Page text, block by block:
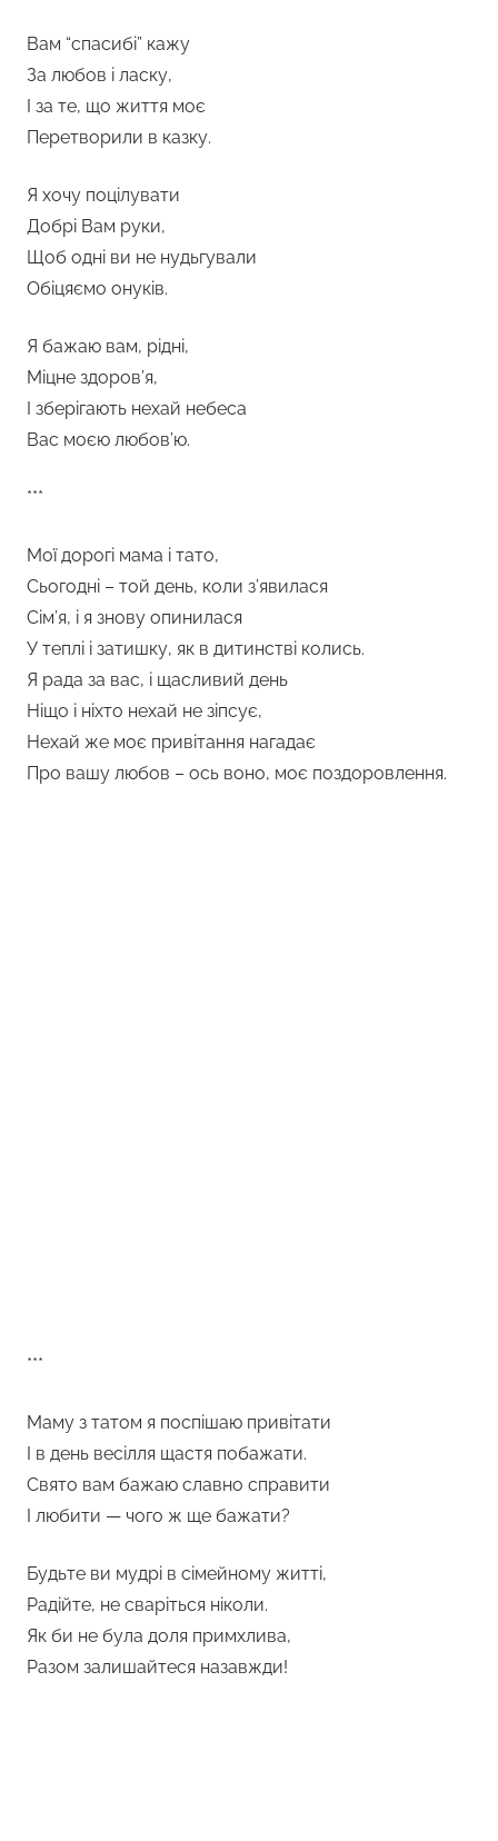
Вам “спасибі” кажу
За любов і ласку,
І за те, що життя моє
Перетворили в казку.
Я хочу поцілувати
Добрі Вам руки,
Щоб одні ви не нудьгували
Обіцяємо онуків.
Я бажаю вам, рідні,
Міцне здоров’я,
І зберігають нехай небеса
Вас моєю любов’ю.
***
Мої дорогі мама і тато,
Сьогодні – той день, коли з’явилася
Сім’я, і я знову опинилася
У теплі і затишку, як в дитинстві колись.
Я рада за вас, і щасливий день
Ніщо і ніхто нехай не зіпсує,
Нехай же моє привітання нагадає
Про вашу любов – ось воно, моє поздоровлення.
***
Маму з татом я поспішаю привітати
І в день весілля щастя побажати.
Свято вам бажаю славно справити
І любити — чого ж ще бажати?
Будьте ви мудрі в сімейному житті,
Радійте, не сваріться ніколи.
Як би не була доля примхлива,
Разом залишайтеся назавжди!